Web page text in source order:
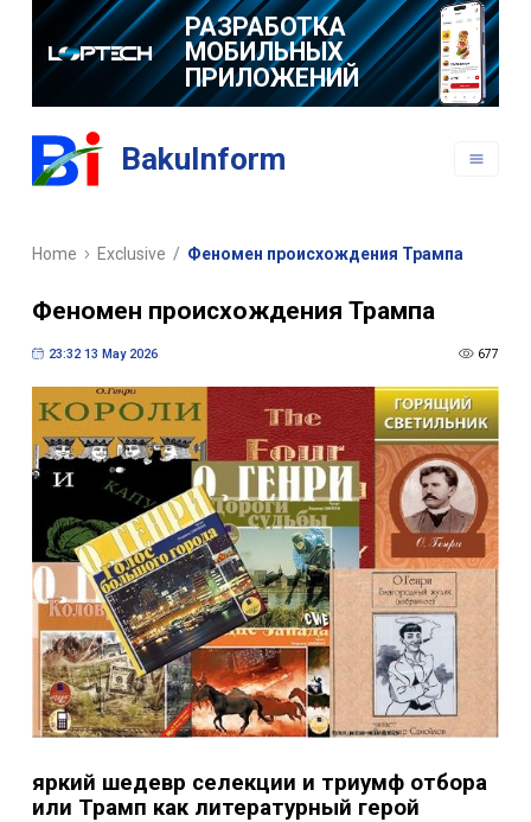
BakuInform
Home Exclusive / Феномен происхождения Трампа
Феномен происхождения Трампа
23:32 13 May 2026 677
яркий шедевр селекции и триумф отбора
или Трамп как литературный герой